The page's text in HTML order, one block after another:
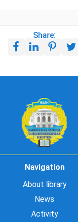
Share:
Navigation
About library
News
Activity